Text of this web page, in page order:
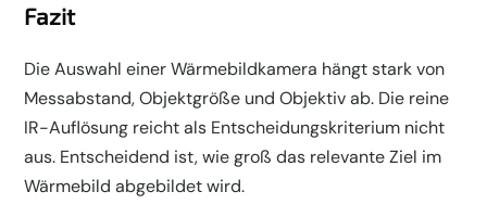
Fazit
Die Auswahl einer Wärmebildkamera hängt stark von
Messabstand, Objektgröße und Objektiv ab. Die reine
IR-Auflösung reicht als Entscheidungskriterium nicht
aus. Entscheidend ist, wie groß das relevante Ziel im
Wärmebild abgebildet wird.